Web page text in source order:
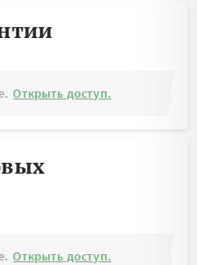
Открыть доступ.
Открыть доступ.